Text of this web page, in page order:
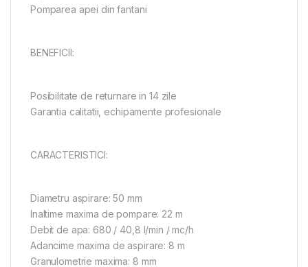
Pomparea apei din fantani
BENEFICII:
Posibilitate de returnare in 14 zile
Garantia calitatii, echipamente profesionale
CARACTERISTICI:
Diametru aspirare: 50 mm
Inaltime maxima de pompare: 22 m
Debit de apa: 680 / 40,8 l/min / mc/h
Adancime maxima de aspirare: 8 m
Granulometrie maxima: 8 mm